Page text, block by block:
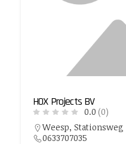
HOX Projects BV
0.0 (0)
Weesp, Stationsweg
0633707035